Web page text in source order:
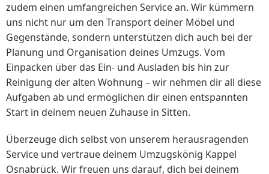
zudem einen umfangreichen Service an. Wir kümmern
uns nicht nur um den Transport deiner Möbel und
Gegenstände, sondern unterstützen dich auch bei der
Planung und Organisation deines Umzugs. Vom
Einpacken über das Ein- und Ausladen bis hin zur
Reinigung der alten Wohnung – wir nehmen dir all diese
Aufgaben ab und ermöglichen dir einen entspannten
Start in deinem neuen Zuhause in Sitten.
Überzeuge dich selbst von unserem herausragenden
Service und vertraue deinem Umzugskönig Kappel
Osnabrück. Wir freuen uns darauf, dich bei deinem